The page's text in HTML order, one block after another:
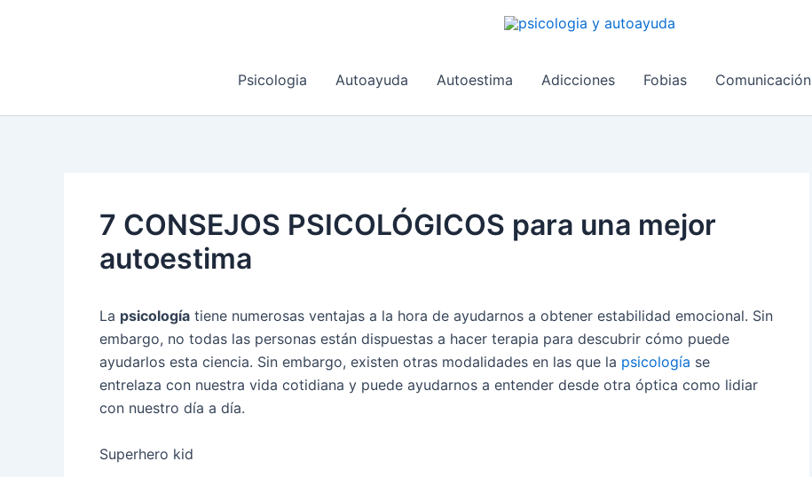
Psicologia
Autoayuda Autoestima Adicciones Fobias Comunicación
7 CONSEJOS PSICOLÓGICOS para una mejor
autoestima
La psicología tiene numerosas ventajas a la hora de ayudarnos a obtener estabilidad emocional. Sin
embargo, no todas las personas están dispuestas a hacer terapia para descubrir cómo puede
ayudarlos esta ciencia. Sin embargo, existen otras modalidades en las que la psicología se
entrelaza con nuestra vida cotidiana y puede ayudarnos a entender desde otra óptica como lidiar
con nuestro día a día.
Superhero kid